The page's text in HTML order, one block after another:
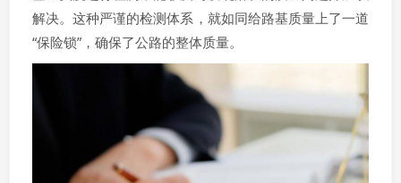
解决。这种严谨的检测体系，就如同给路基质量上了一道
“保险锁”，确保了公路的整体质量。